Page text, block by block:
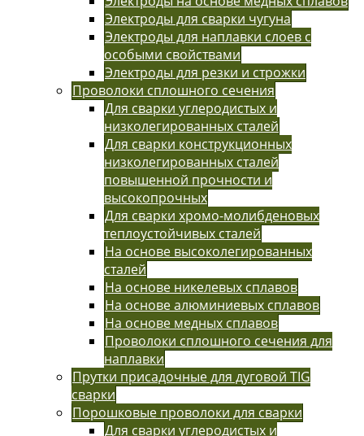
Электроды для сварки чугуна
Электроды для наплавки слоев с
особыми свойствами
Электроды для резки и строжки
Проволоки сплошного сечения
Для сварки углеродистых и
низколегированных сталей
Для сварки конструкционных
низколегированных сталей
повышенной прочности и
высокопрочных
Для сварки хромо-молибденовых
теплоустойчивых сталей
На основе высоколегированных
сталей
На основе никелевых сплавов
На основе алюминиевых сплавов
На основе медных сплавов
Проволоки сплошного сечения для
наплавки
Прутки присадочные для дуговой TIG
сварки
Порошковые проволоки для сварки
Для сварки углеродистых и